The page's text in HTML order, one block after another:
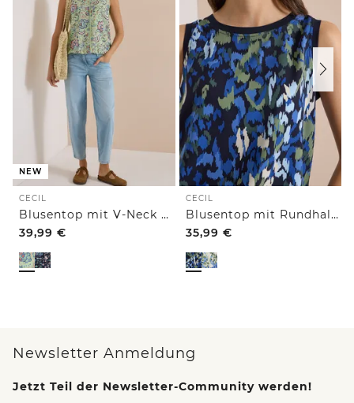
NEW
CECIL
Blusentop mit V-Neck und Print
39,99 €
CECIL
Blusentop mit Rundhals und Print
35,99 €
Newsletter Anmeldung
Jetzt Teil der Newsletter-Community werden!